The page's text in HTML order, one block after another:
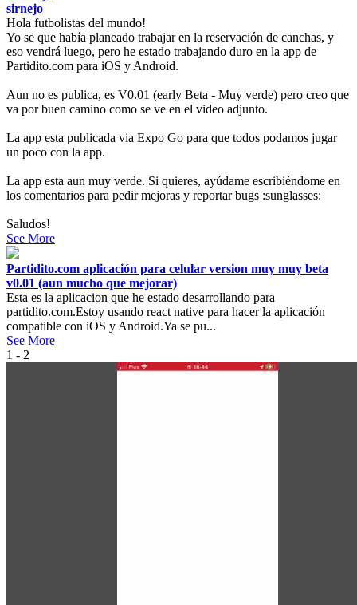
sirnejo
Hola futbolistas del mundo!
Yo se que había planeado trabajar en la reservación de canchas, y
eso vendrá luego, pero he estado trabajando duro en la app de
Partidito.com para iOS y Android.
Aun no es publica, es V0.01 (early Beta - Muy verde) pero creo que
va por buen camino como se ve en el video adjunto.
La app esta publicada via Expo Go para que todos podamos jugar
un poco con la app.
La app esta aun muy verde. Si quieres, ayúdame escribiéndome en
los comentarios para pedir mejoras y reportar bugs :sunglasses:
Saludos!
See More
Partidito.com aplicación para celular version muy muy beta
v0.01 (aun mucho que mejorar)
Esta es la aplicacion que he estado desarrollando para
partidito.com.Estoy usando react native para hacer la aplicación
compatible con iOS y Android.Ya se pu...
See More
1 - 2